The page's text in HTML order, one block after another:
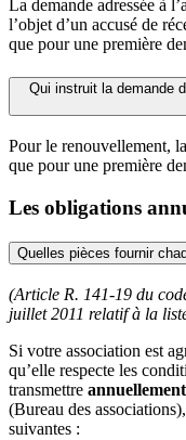
La demande adressée à
l’objet d’un accusé de
que pour une première
Qui instruit la demande
Pour le renouvellement,
que pour une première
Les obligations
Quelles pièces fournir
(Article R. 141-19 du
juillet 2011 relatif à la
Si votre association est
qu’elle respecte les
transmettre annuellement
(Bureau des
suivantes :